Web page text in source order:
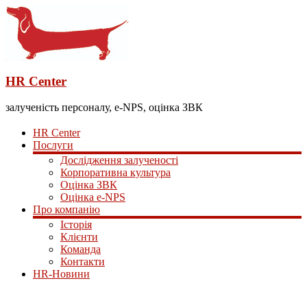
HR Center
залученість персоналу, e-NPS, оцінка ЗВК
HR Center
Послуги
Дослідження залученості
Корпоративна культура
Оцінка ЗВК
Оцінка e-NPS
Про компанію
Історія
Клієнти
Команда
Контакти
HR-Новини